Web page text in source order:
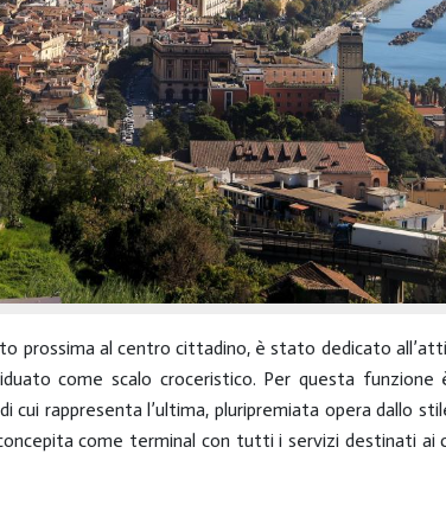
prossima al centro cittadino, è stato dedicato
come scalo croceristico. Per questa
cui rappresenta l’ultima, pluripremiata opera dallo
come terminal con tutti i servizi destinati ai